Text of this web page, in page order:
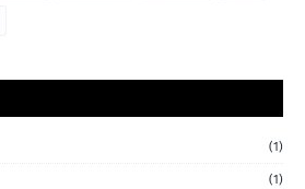
(1)
(1)